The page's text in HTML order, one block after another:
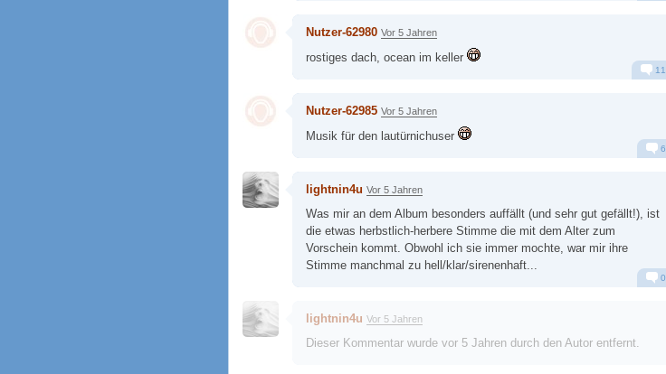
Nutzer-62980 Vor 5 Jahren
rostiges dach, ocean im keller
11
Nutzer-62985 Vor 5 Jahren
Musik für den lautürnichuser
6
lightnin4u Vor 5 Jahren
Was mir an dem Album besonders auffällt (und sehr gut gefällt!), ist
die etwas herbstlich-herbere Stimme die mit dem Alter zum
Vorschein kommt. Obwohl ich sie immer mochte, war mir ihre
Stimme manchmal zu hell/klar/sirenenhaft...
0
lightnin4u Vor 5 Jahren
Dieser Kommentar wurde vor 5 Jahren durch den Autor entfernt.